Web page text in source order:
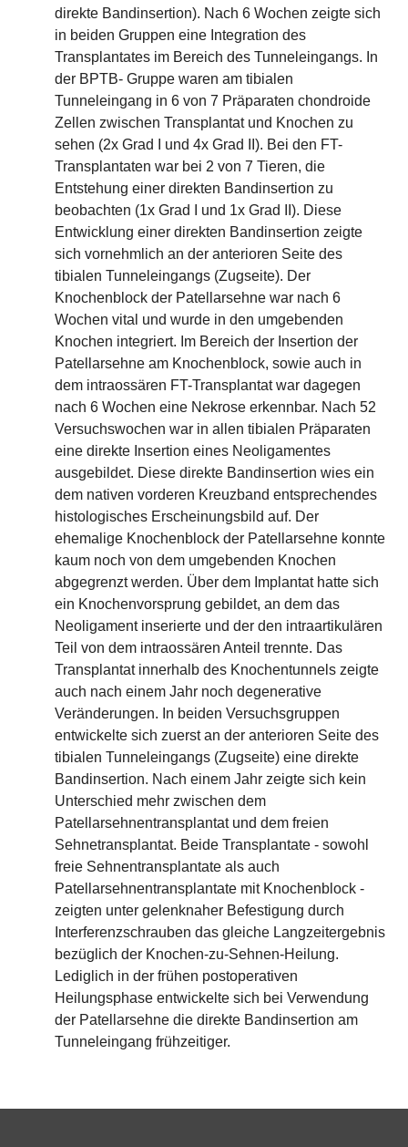
direkte Bandinsertion). Nach 6 Wochen zeigte sich
in beiden Gruppen eine Integration des
Transplantates im Bereich des Tunneleingangs. In
der BPTB- Gruppe waren am tibialen
Tunneleingang in 6 von 7 Präparaten chondroide
Zellen zwischen Transplantat und Knochen zu
sehen (2x Grad I und 4x Grad II). Bei den FT-
Transplantaten war bei 2 von 7 Tieren, die
Entstehung einer direkten Bandinsertion zu
beobachten (1x Grad I und 1x Grad II). Diese
Entwicklung einer direkten Bandinsertion zeigte
sich vornehmlich an der anterioren Seite des
tibialen Tunneleingangs (Zugseite). Der
Knochenblock der Patellarsehne war nach 6
Wochen vital und wurde in den umgebenden
Knochen integriert. Im Bereich der Insertion der
Patellarsehne am Knochenblock, sowie auch in
dem intraossären FT-Transplantat war dagegen
nach 6 Wochen eine Nekrose erkennbar. Nach 52
Versuchswochen war in allen tibialen Präparaten
eine direkte Insertion eines Neoligamentes
ausgebildet. Diese direkte Bandinsertion wies ein
dem nativen vorderen Kreuzband entsprechendes
histologisches Erscheinungsbild auf. Der
ehemalige Knochenblock der Patellarsehne konnte
kaum noch von dem umgebenden Knochen
abgegrenzt werden. Über dem Implantat hatte sich
ein Knochenvorsprung gebildet, an dem das
Neoligament inserierte und der den intraartikulären
Teil von dem intraossären Anteil trennte. Das
Transplantat innerhalb des Knochentunnels zeigte
auch nach einem Jahr noch degenerative
Veränderungen. In beiden Versuchsgruppen
entwickelte sich zuerst an der anterioren Seite des
tibialen Tunneleingangs (Zugseite) eine direkte
Bandinsertion. Nach einem Jahr zeigte sich kein
Unterschied mehr zwischen dem
Patellarsehnentransplantat und dem freien
Sehnetransplantat. Beide Transplantate - sowohl
freie Sehnentransplantate als auch
Patellarsehnentransplantate mit Knochenblock -
zeigten unter gelenknaher Befestigung durch
Interferenzschrauben das gleiche Langzeitergebnis
bezüglich der Knochen-zu-Sehnen-Heilung.
Lediglich in der frühen postoperativen
Heilungsphase entwickelte sich bei Verwendung
der Patellarsehne die direkte Bandinsertion am
Tunneleingang frühzeitiger.